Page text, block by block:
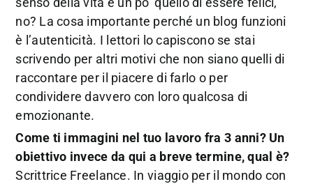
no? La cosa importante perché un blog funzioni
è l’autenticità. I lettori lo capiscono se stai
scrivendo per altri motivi che non siano quelli di
raccontare per il piacere di farlo o per
condividere davvero con loro qualcosa di
emozionante.
Come ti immagini nel tuo lavoro fra 3 anni? Un
obiettivo invece da qui a breve termine, qual è?
Scrittrice Freelance. In viaggio per il mondo con